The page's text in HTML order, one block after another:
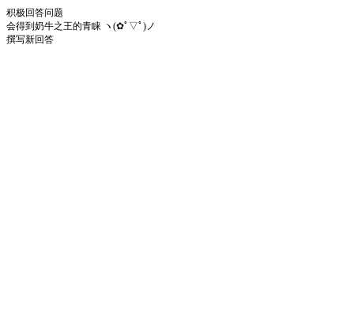
积极回答问题
会得到奶牛之王的青睐 ヽ(✿ﾟ▽ﾟ)ノ
撰写新回答